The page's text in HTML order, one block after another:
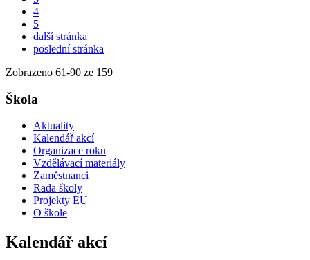
4
5
další stránka
poslední stránka
Zobrazeno 61-90 ze 159
Škola
Aktuality
Kalendář akcí
Organizace roku
Vzdělávací materiály
Zaměstnanci
Rada školy
Projekty EU
O škole
Kalendář akcí